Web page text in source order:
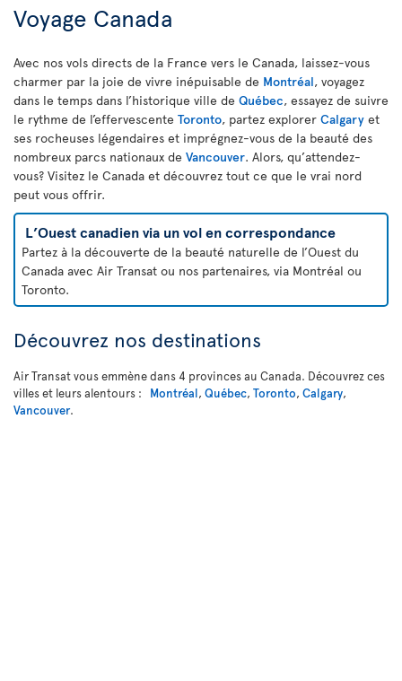
Voyage Canada
Avec nos vols directs de la France vers le Canada, laissez-vous
charmer par la joie de vivre inépuisable de Montréal, voyagez
dans le temps dans l’historique ville de Québec, essayez de suivre
le rythme de l’effervescente Toronto, partez explorer Calgary et
ses rocheuses légendaires et imprégnez-vous de la beauté des
nombreux parcs nationaux de Vancouver. Alors, qu’attendez-
vous? Visitez le Canada et découvrez tout ce que le vrai nord
peut vous offrir.
L’Ouest canadien via un vol en correspondance
Partez à la découverte de la beauté naturelle de l’Ouest du
Canada avec Air Transat ou nos partenaires, via Montréal ou
Toronto.
Découvrez nos destinations
Air Transat vous emmène dans 4 provinces au Canada. Découvrez ces
villes et leurs alentours : Montréal, Québec, Toronto, Calgary,
Vancouver.